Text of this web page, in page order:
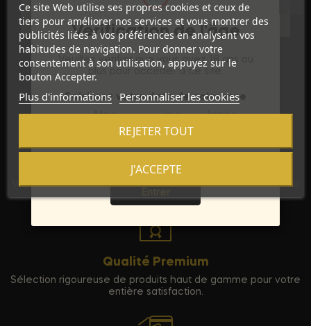
Discrétion Assurée
Vos commandes sont expédiées dans un emballage neutre
pour garantir votre vie privée.
Qualité Premium
Sélection rigoureuse de produits haut de gamme pour votre
entière satisfaction.
Ce site Web utilise ses propres cookies et ceux de
tiers pour améliorer nos services et vous montrer des
publicités liées à vos préférences en analysant vos
habitudes de navigation. Pour donner votre
consentement à son utilisation, appuyez sur le
bouton Accepter.
Plus d'informations Personnaliser les cookies
REJETER TOUT
J'ACCEPTE
Vérification de l'âge
Veuillez vérifier que vous avez 18 ans ou
plus pour accéder à ce site.
Saisissez votre date de naissance
Mois
Jour Année
Sortie